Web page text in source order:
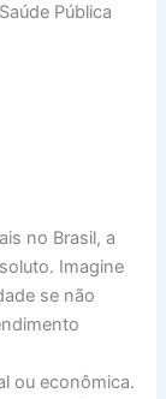
Pública
no Brasil, a
Imagine
se não
ou econômica.